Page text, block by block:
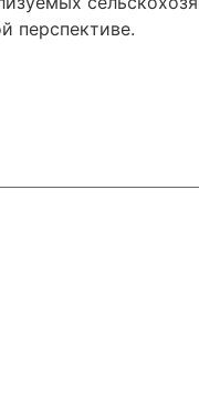
перспективе.